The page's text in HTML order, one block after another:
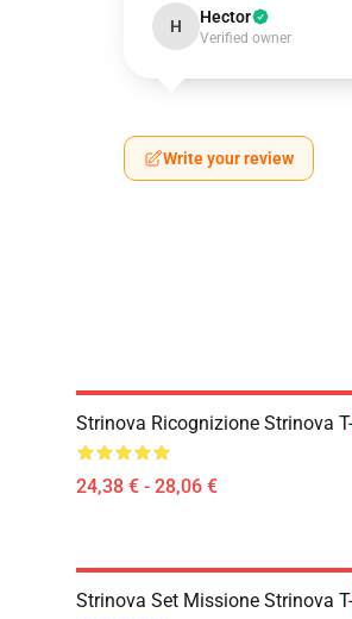
H Hector
Verified owner
Write your review
Strinova Ricognizione Strinova
24,38 € - 28,06 €
Strinova Set Missione Strinova